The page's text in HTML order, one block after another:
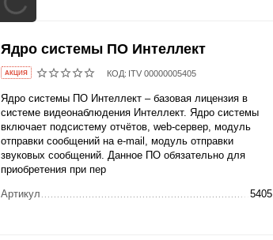
Ядро системы ПО Интеллект
AКЦИЯ КОД: ITV 00000005405
Ядро системы ПО Интеллект – базовая лицензия в
системе видеонаблюдения Интеллект. Ядро системы
включает подсистему отчётов, web-сервер, модуль
отправки сообщений на e-mail, модуль отправки
звуковых сообщений. Данное ПО обязательно для
приобретения при пер
Артикул 5405